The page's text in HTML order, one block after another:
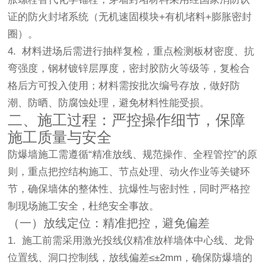
证的防火封堵系统（无机速固模块+有机堵料+膨胀密封
圈）。
4. 材料进场后需进行抽样复检，重点检测板材密度、抗
弯强度，钢材镀锌层厚度，密封胶防火等级等，复检合
格后方可投入使用；材料需按批次编号存放，做好防
潮、防晒、防腐蚀处理，避免材料性能受损。
二、施工过程：严控操作细节，保障
施工质量与安全
防爆墙施工需遵循“精准放线、规范操作、全程管控”的原
则，重点把控结构施工、节点处理、动火作业等关键环
节，确保墙体的整体性、抗爆性与密封性，同时严格控
制现场施工安全，杜绝安全事故。
（一）放线定位：精准把控，避免偏差
1. 施工前需采用激光投线仪精准放样墙体中心线、龙骨
位置线、洞口控制线，放线偏差≤±2mm，确保防爆墙的